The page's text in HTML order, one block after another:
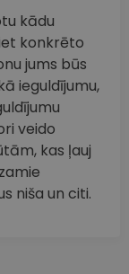
kādu
konkrēto
jums būs
ieguldījumu,
veido
kas ļauj
niša un citi.